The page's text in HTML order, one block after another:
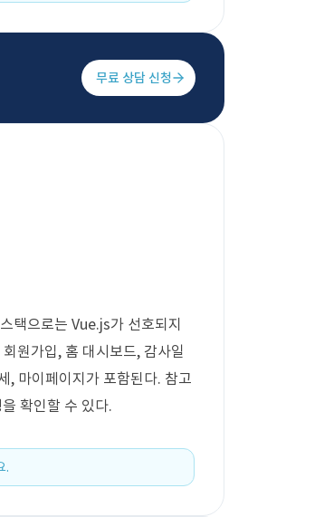
무료 상담 신청
택으로는 Vue.js가 선호되지
원가입, 홈 대시보드, 감사일
, 마이페이지가 포함된다. 참고
확인할 수 있다.
.